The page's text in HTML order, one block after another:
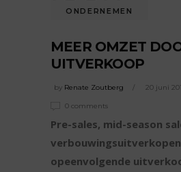
ONDERNEMEN
MEER OMZET
UITVERKOOP
by Renate Zoutberg 20 juni
0 comments
Pre-sales, mid-season
opeenvolgende